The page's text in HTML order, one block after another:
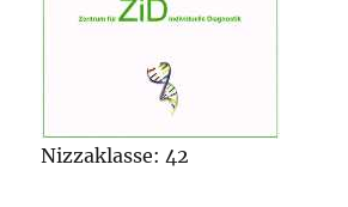
Nizzaklasse: 42